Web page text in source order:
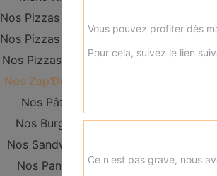
Nos Pizzas Junior
Nos Pizzas Senior
Nos Pizzas Méga
Nos Zap'Dwichs
Nos Pâtes
Nos Burgers
Nos Sandwichs
Nos Paninis
Vous pouvez profiter dès
Pour cela, suivez le lien
Ce n'est pas grave, nous